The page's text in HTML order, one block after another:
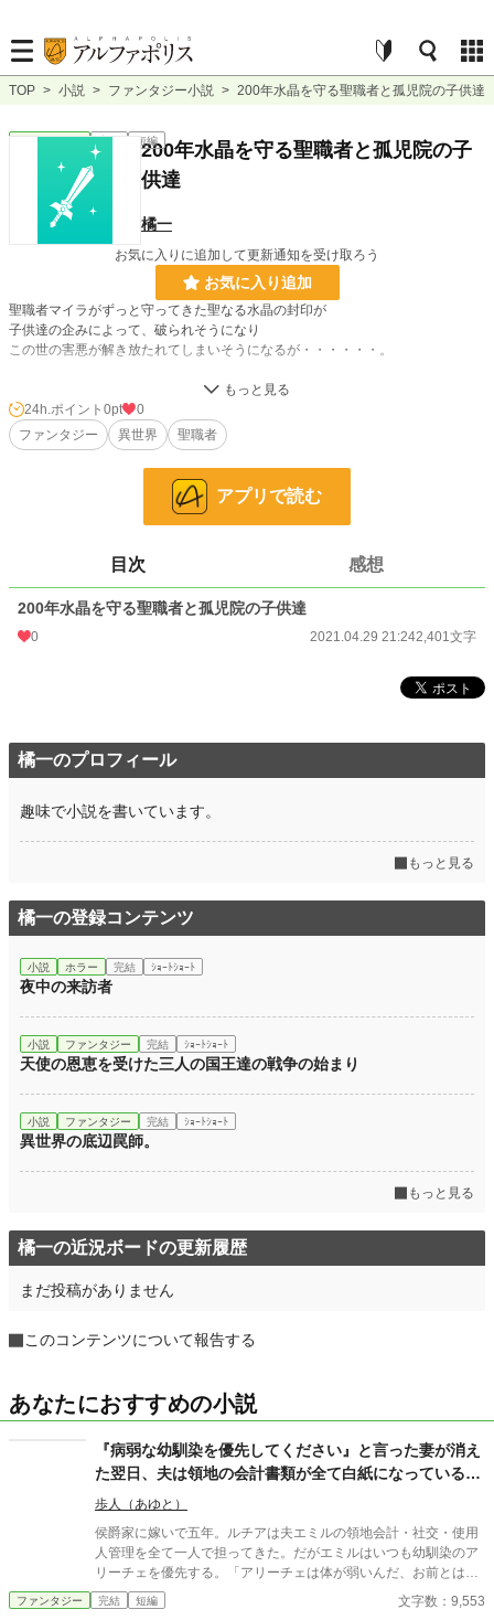
TOP > 小説 > ファンタジー小説 > 200年水晶を守る聖職者と孤児院の子供達
ファンタジー 完結 短編
200年水晶を守る聖職者と孤児院の子
供達
橘一
お気に入りに追加して更新通知を受け取ろう
お気に入り追加
聖職者マイラがずっと守ってきた聖なる水晶の封印が
子供達の企みによって、破られそうになり
この世の害悪が解き放たれてしまいそうになるが・・・・・・。
228,585 位 / 228,585 件
ファンタジー 53,247 位 / 53,247 件
更新日時 2021.04.29 21:24
初回公開日時
月間ポイント 0 pt (228,585 位)
累計ポイント 1,573 pt (176,671 位)
24h.ポイント 0pt
0
ファンタジー
異世界 聖職者
アプリで読む
目次 感想
200年水晶を守る聖職者と孤児院の子供達
0 2021.04.29 21:242,401文字
橘一のプロフィール
趣味で小説を書いています。
もっと見る
橘一の登録コンテンツ
小説 ホラー 完結 ｼｮｰﾄｼｮｰﾄ
夜中の来訪者
小説 ファンタジー 完結 ｼｮｰﾄｼｮｰﾄ
天使の恩恵を受けた三人の国王達の戦争の始まり
小説 ファンタジー 完結 ｼｮｰﾄｼｮｰﾄ
異世界の底辺罠師。
もっと見る
橘一の近況ボードの更新履歴
まだ投稿がありません
このコンテンツについて報告する
あなたにおすすめの小説
『病弱な幼馴染を優先してください』と言った妻が消え
た翌日、夫は領地の会計書類が全て白紙になっているこ
とに気づいた
歩人（あゆと）
侯爵家に嫁いで五年。ルチアは夫エミルの領地会計・社交・使用
人管理を全て一人で担ってきた。だがエミルはいつも幼馴染のア
リーチェを優先する。「アリーチェは体が弱いんだ、お前とは違
う」——その言葉を百回聞いた日、ルチアは微笑んで離縁届に署
名した。「ええ、私は丈夫ですから。どうぞ幼馴染様をお大事
ファンタジー 完結 短編 文字数：9,553